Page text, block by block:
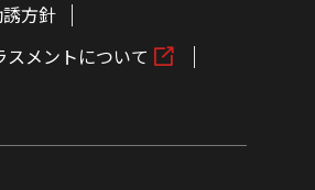
方針
スメントについて